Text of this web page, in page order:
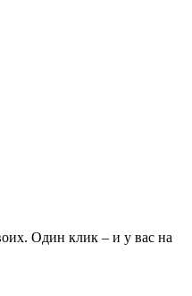
Один клик – и у вас на